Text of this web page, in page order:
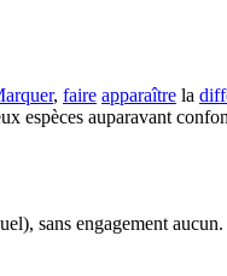
, faire apparaître la
auparavant
sans engagement aucun.